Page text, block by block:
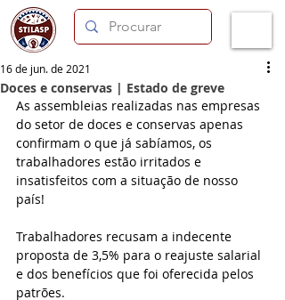
Doces e conservas | Estado de greve
16 de jun. de 2021
As assembleias realizadas nas empresas
do setor de doces e conservas apenas
confirmam o que já sabíamos, os
trabalhadores estão irritados e
insatisfeitos com a situação de nosso
país!
Trabalhadores recusam a indecente
proposta de 3,5% para o reajuste salarial
e dos benefícios que foi oferecida pelos
patrões.